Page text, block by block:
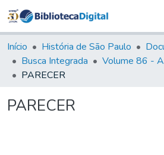
&
Coleções
Tudo na
Início História de São Paulo
Busca Integrada
PARECER
PARECER